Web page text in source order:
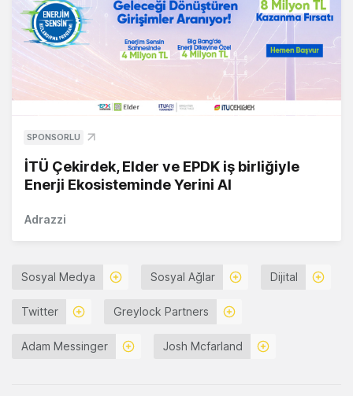
SPONSORLU
İTÜ Çekirdek, Elder ve EPDK iş birliğiyle
Enerji Ekosisteminde Yerini Al
Adrazzi
Sosyal Medya Sosyal Ağlar Dijital
Twitter Greylock Partners
Adam Messinger Josh Mcfarland